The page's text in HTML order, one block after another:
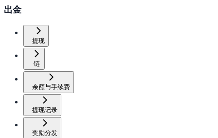
出金
提现
链
余额与手续费
提现记录
奖励分发